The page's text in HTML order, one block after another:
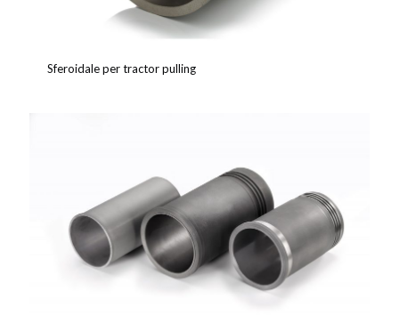
Sferoidale per tractor pulling